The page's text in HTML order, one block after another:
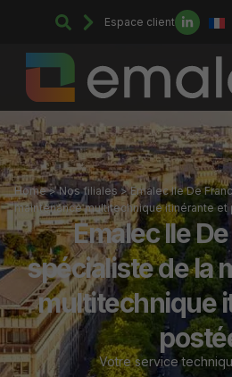
Espace client
Home>Nos filiales >Emalec Ile De
maintenance multitechnique itinérante
Emalec Ile
spécialiste de la
multitechnique
Votre service